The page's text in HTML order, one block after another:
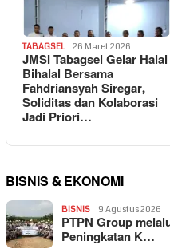
TABAGSEL 26 Maret 2026
JMSI Tabagsel Gelar Halal
Bihalal Bersama
Fahdriansyah Siregar,
Soliditas dan Kolaborasi
Jadi Priori…
BISNIS & EKONOMI
BISNIS 9 Agustus 2026
PTPN Group
Peningkatan K…